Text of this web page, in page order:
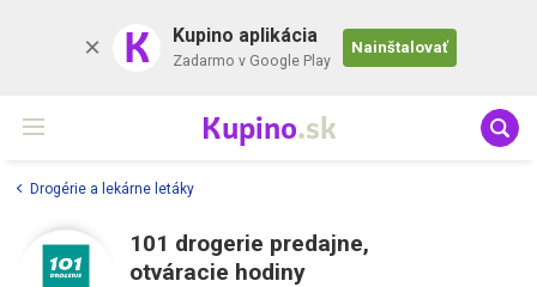
K Kupino aplikácia
Zadarmo v Google Play
Nainštalovať
Kupino.sk
Drogérie a lekárne letáky
101 drogerie predajne,
otváracie hodiny